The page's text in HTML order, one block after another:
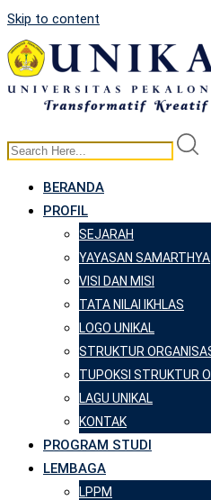
Skip to content
BERANDA
PROFIL
SEJARAH
YAYASAN SAMARTHYA
VISI DAN MISI
TATA NILAI IKHLAS
LOGO UNIKAL
STRUKTUR
TUPOKSI STRUKTUR
LAGU UNIKAL
KONTAK
PROGRAM STUDI
LEMBAGA
LPPM